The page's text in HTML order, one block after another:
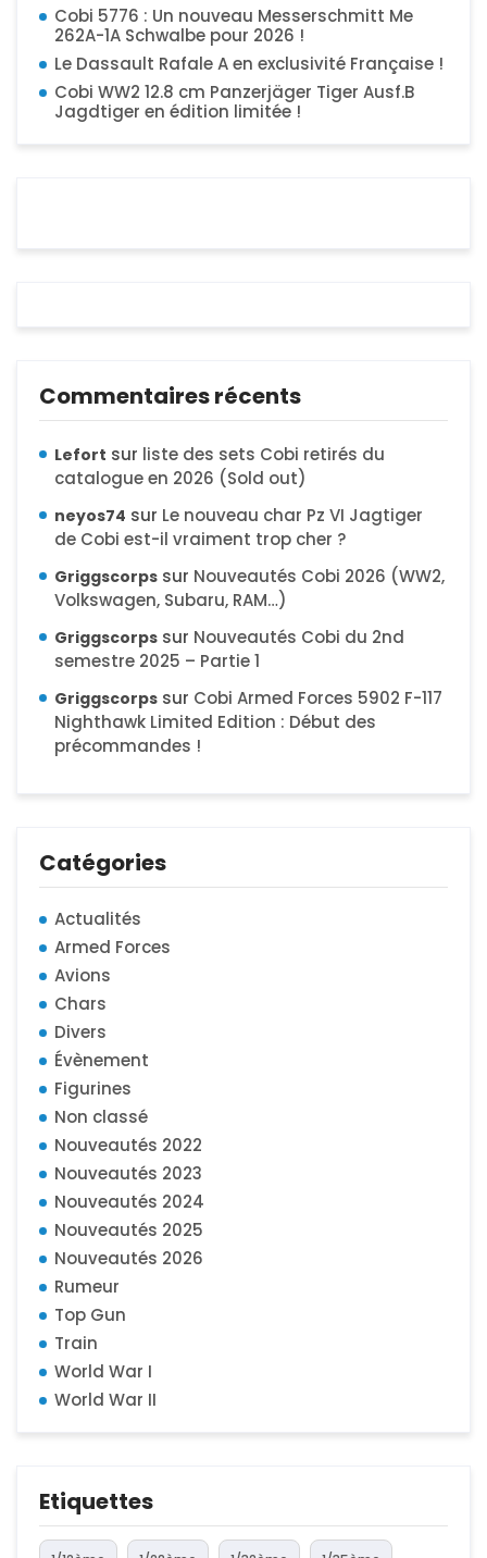
Cobi 5776 : Un nouveau Messerschmitt Me
262A-1A Schwalbe pour 2026 !
Le Dassault Rafale A en exclusivité Française !
Cobi WW2 12.8 cm Panzerjäger Tiger Ausf.B
Jagdtiger en édition limitée !
Commentaires récents
Lefort sur liste des sets Cobi retirés du
catalogue en 2026 (Sold out)
neyos74 sur Le nouveau char Pz VI Jagtiger
de Cobi est-il vraiment trop cher ?
Griggscorps sur Nouveautés Cobi 2026 (WW2,
Volkswagen, Subaru, RAM…)
Griggscorps sur Nouveautés Cobi du 2nd
semestre 2025 – Partie 1
Griggscorps sur Cobi Armed Forces 5902 F-117
Nighthawk Limited Edition : Début des
précommandes !
Catégories
Actualités
Armed Forces
Avions
Chars
Divers
Évènement
Figurines
Non classé
Nouveautés 2022
Nouveautés 2023
Nouveautés 2024
Nouveautés 2025
Nouveautés 2026
Rumeur
Top Gun
Train
World War I
World War II
Etiquettes